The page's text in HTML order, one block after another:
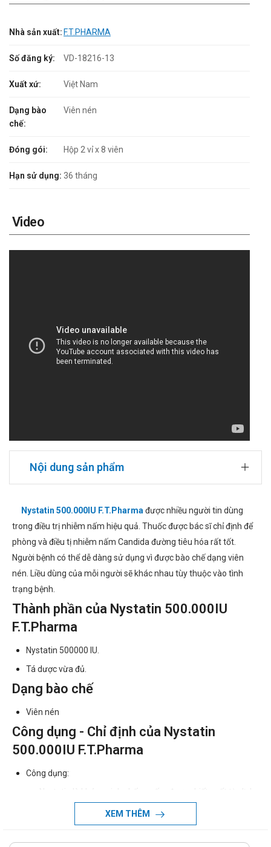
Nhà sản xuất: F.T.PHARMA
Số đăng ký: VD-18216-13
Xuất xứ: Việt Nam
Dạng bào
chế:
Viên nén
Đóng gói: Hộp 2 vỉ x 8 viên
Hạn sử dụng: 36 tháng
Video
Nội dung sản phẩm
Nystatin 500.000IU F.T.Pharmađược nhiều người tin dùng
trong điều trị nhiễm nấm hiệu quả. Thuốc được bác sĩ chỉ định để
phòng và điều tị nhiễm nấm Candida đường tiêu hóa rất tốt.
Người bệnh có thể dễ dàng sử dụng vì được bào chế dạng viên
nén. Liều dùng của mỗi người sẽ khác nhau tùy thuộc vào tình
trạng bệnh.
Thành phần của Nystatin 500.000IU
F.T.Pharma
Nystatin 500000 IU.
Tá dược vừa đủ.
Dạng bào chế
Viên nén
Công dụng - Chỉ định của Nystatin
500.000IU F.T.Pharma
Công dụng:
Nystatin là kháng sinh chống nấm được chiết xuất từ dịch
nuôi cấy nấm Streptomyces noursei, bột màu vàng, rất ít
tan trong nước. Nystatin có tác dụng kìm hãm hoặc diệt
XEM THÊM